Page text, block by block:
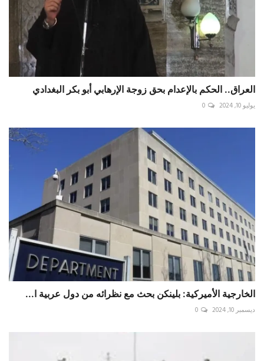
العراق.. الحكم بالإعدام بحق زوجة الإرهابي أبو بكر البغدادي
يوليو 10, 2024 0
الخارجية الأميركية: بلينكن بحث مع نظرائه من دول عربية ا...
ديسمبر 10, 2024 0